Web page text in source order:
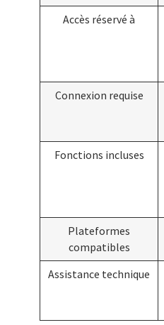
Accès réservé à
Connexion requise
Fonctions incluses
Plateformes
compatibles
Assistance technique